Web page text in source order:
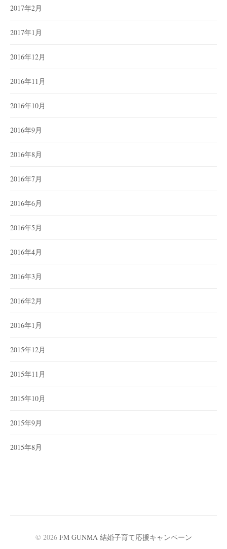
2017年2月
2017年1月
2016年12月
2016年11月
2016年10月
2016年9月
2016年8月
2016年7月
2016年6月
2016年5月
2016年4月
2016年3月
2016年2月
2016年1月
2015年12月
2015年11月
2015年10月
2015年9月
2015年8月
© 2026 FM GUNMA 結婚子育て応援キャンペーン